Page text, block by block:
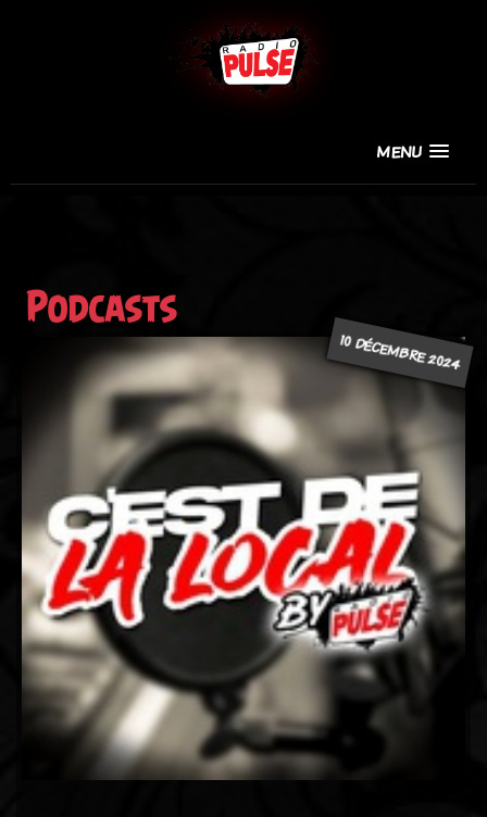
MENU
Podcasts
10 DÉCEMBRE 2024